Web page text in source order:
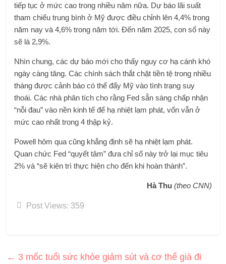
tiếp tục ở mức cao trong nhiều năm nữa. Dự báo lãi suất
tham chiếu trung bình ở Mỹ được điều chỉnh lên 4,4% trong
năm nay và 4,6% trong năm tới. Đến năm 2025, con số này
sẽ là 2,9%.
Nhìn chung, các dự báo mới cho thấy nguy cơ hạ cánh khó
ngày càng tăng. Các chính sách thắt chặt tiền tệ trong nhiều
tháng được cảnh báo có thể đẩy Mỹ vào tình trạng suy
thoái. Các nhà phân tích cho rằng Fed sẵn sàng chấp nhận
“nỗi đau” vào nền kinh tế để hạ nhiệt lạm phát, vốn vẫn ở
mức cao nhất trong 4 thập kỷ.
Powell hôm qua cũng khẳng định sẽ hạ nhiệt lạm phát.
Quan chức Fed “quyết tâm” đưa chỉ số này trở lại mục tiêu
2% và “sẽ kiên trì thực hiện cho đến khi hoàn thành”.
Hà Thu (theo CNN)
Post Views: 359
← 3 mốc tuổi sức khỏe giảm sút và cơ thể già đi